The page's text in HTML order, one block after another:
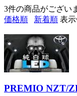
3件の商品がござい
価格順
新着順 表
PREMIO NZT/